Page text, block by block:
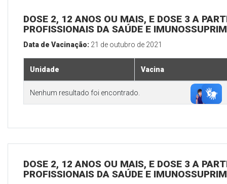
DOSE 2, 12 ANOS OU MAIS, E DOSE 3 A
PROFISSIONAIS DA SAÚDE E
Data de Vacinação: 21 de outubro de 2021
Unidade Vacina
Nenhum resultado foi encontrado.
DOSE 2, 12 ANOS OU MAIS, E DOSE 3 A
PROFISSIONAIS DA SAÚDE E